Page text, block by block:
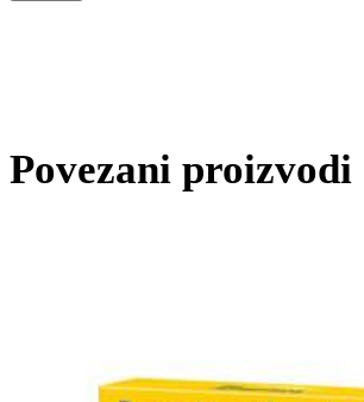
Povezani proizvodi